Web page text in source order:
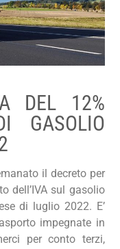
DEL 12%
GASOLIO
il decreto per
dell’IVA sul gasolio
di luglio 2022. E’
impegnate in
per conto terzi,